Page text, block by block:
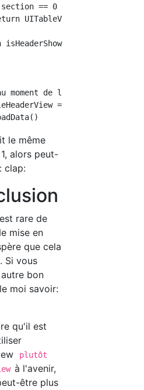
== 0 else {
isHeaderShown ?
moment de la mise à jour
=
le même
alors peut-
clap:
rare de
mise en
que cela
Si vous
bon
moi savoir:
qu'il est
plutôt
à l'avenir,
être plus